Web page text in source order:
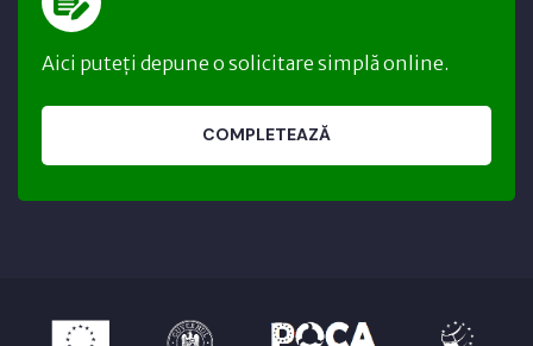
Aici puteți depune o solicitare simplă online.
COMPLETEAZĂ